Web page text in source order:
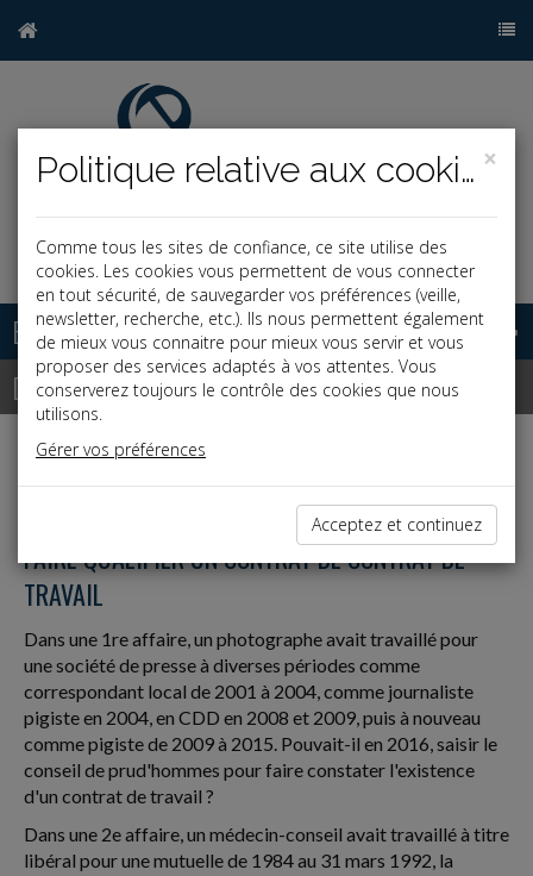
Base documentaire
Dépêches
j
Social
FAIRE QUALIFIER UN CONTRAT DE CONTRAT DE
TRAVAIL
Dans une 1re affaire, un photographe avait travaillé pour
une société de presse à diverses périodes comme
correspondant local de 2001 à 2004, comme journaliste
pigiste en 2004, en CDD en 2008 et 2009, puis à nouveau
comme pigiste de 2009 à 2015. Pouvait-il en 2016, saisir le
conseil de prud'hommes pour faire constater l'existence
d'un contrat de travail ?
Dans une 2e affaire, un médecin-conseil avait travaillé à titre
libéral pour une mutuelle de 1984 au 31 mars 1992, la
×
Politique relative aux cookies
Comme tous les sites de confiance, ce site utilise des
cookies. Les cookies vous permettent de vous connecter
en tout sécurité, de sauvegarder vos préférences (veille,
newsletter, recherche, etc.). Ils nous permettent également
de mieux vous connaitre pour mieux vous servir et vous
proposer des services adaptés à vos attentes. Vous
conserverez toujours le contrôle des cookies que nous
utilisons.
Gérer vos préférences
Acceptez et continuez